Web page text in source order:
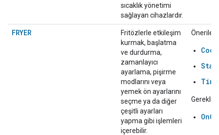
sıcaklık yönetimi
sağlayan cihazlardır.
FRYER
Fritözlerle etkileşim
kurmak, başlatma
ve durdurma,
zamanlayıcı
ayarlama, pişirme
modlarını veya
yemek ön ayarlarını
seçme ya da diğer
çeşitli ayarları
yapma gibi işlemleri
içerebilir.
Önerilen:
Cook
Gerekli: